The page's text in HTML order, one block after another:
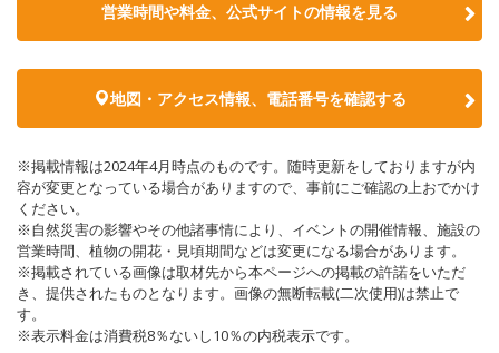
営業時間や料金、公式サイトの情報を見る
地図・アクセス情報、電話番号を確認する
※掲載情報は2024年4月時点のものです。随時更新をしておりますが内
容が変更となっている場合がありますので、事前にご確認の上おでかけ
ください。
※自然災害の影響やその他諸事情により、イベントの開催情報、施設の
営業時間、植物の開花・見頃期間などは変更になる場合があります。
※掲載されている画像は取材先から本ページへの掲載の許諾をいただ
き、提供されたものとなります。画像の無断転載(二次使用)は禁止で
す。
※表示料金は消費税8％ないし10％の内税表示です。